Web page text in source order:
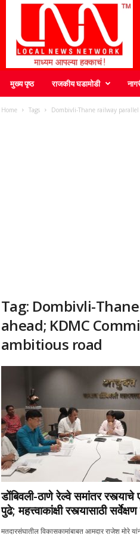
मुख्य पृष्ठ राजकीय घडामोडी
Home Tags Dombivli-Thane railway
Tag: Dombivli-
ahead; KDMC
ambitious road
डोंबिवली-ठाणे रेल्वे समांतर
पुढे; महत्त्वाकांक्षी रस्त्यासाठी
मतदारसंघातील विकासकामांबाबत आमदार राजेश मोरे